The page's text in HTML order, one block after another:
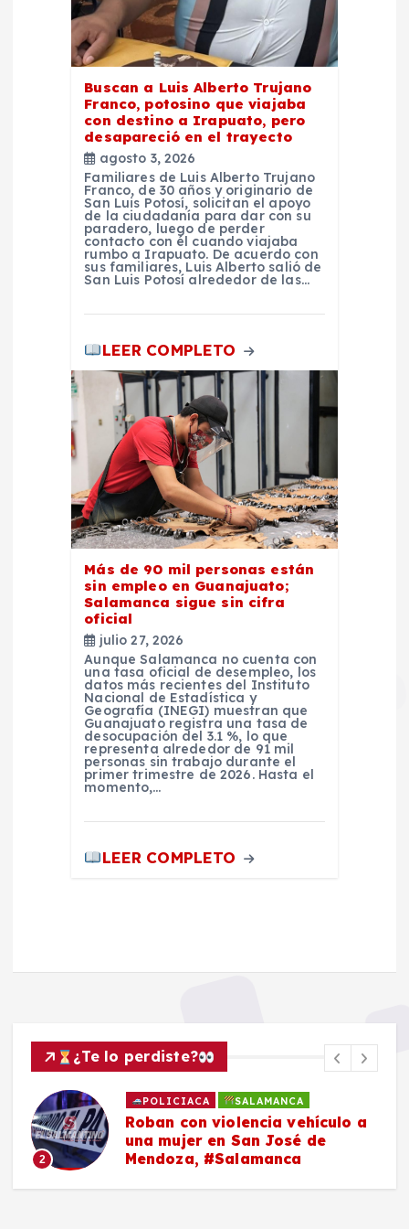
Buscan a Luis Alberto Trujano
Franco, potosino que viajaba
con destino a Irapuato, pero
desapareció en el trayecto
agosto 3, 2026
Familiares de Luis Alberto Trujano
Franco, de 30 años y originario de
San Luis Potosí, solicitan el apoyo
de la ciudadanía para dar con su
paradero, luego de perder
contacto con él cuando viajaba
rumbo a Irapuato. De acuerdo con
sus familiares, Luis Alberto salió de
San Luis Potosí alrededor de las…
LEER COMPLETO
Más de 90 mil personas están
sin empleo en Guanajuato;
Salamanca sigue sin cifra
oficial
julio 27, 2026
Aunque Salamanca no cuenta con
una tasa oficial de desempleo, los
datos más recientes del Instituto
Nacional de Estadística y
Geografía (INEGI) muestran que
Guanajuato registra una tasa de
desocupación del 3.1 %, lo que
representa alrededor de 91 mil
personas sin trabajo durante el
primer trimestre de 2026. Hasta el
momento,…
LEER COMPLETO
¿Te lo perdiste?
2
POLICIACA SALAMANCA
Roban con violencia vehículo a
una mujer en San José de
Mendoza, #Salamanca